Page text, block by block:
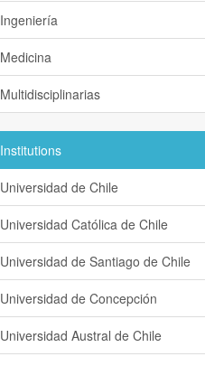
Ingeniería
Medicina
Multidisciplinarias
Institutions
Universidad de Chile
Universidad Católica de Chile
Universidad de Santiago de Chile
Universidad de Concepción
Universidad Austral de Chile